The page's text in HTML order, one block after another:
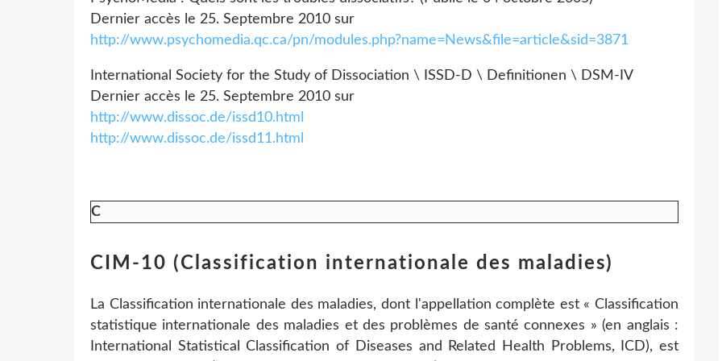
Dernier accès le 25. Septembre 2010 sur
http://www.psychomedia.qc.ca/pn/modules.php?name=News&file=article&sid=3871
International Society for the Study of Dissociation \ ISSD-D \ Definitionen \ DSM-IV
Dernier accès le 25. Septembre 2010 sur
http://www.dissoc.de/issd10.html
http://www.dissoc.de/issd11.html
C
CIM-10 (Classification internationale des maladies)
La Classification internationale des maladies, dont l'appellation complète est « Classification
statistique internationale des maladies et des problèmes de santé connexes » (en anglais :
International Statistical Classification of Diseases and Related Health Problems, ICD), est